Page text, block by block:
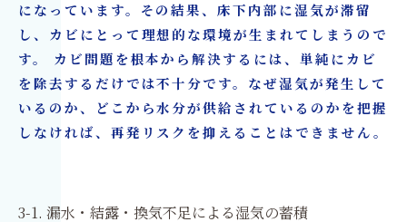
になっています。その結果、床下内部に湿気が滞留
し、カビにとって理想的な環境が生まれてしまうので
す。 カビ問題を根本から解決するには、単純にカビ
を除去するだけでは不十分です。なぜ湿気が発生して
いるのか、どこから水分が供給されているのかを把握
しなければ、再発リスクを抑えることはできません。
3-1. 漏水・結露・換気不足による湿気の蓄積